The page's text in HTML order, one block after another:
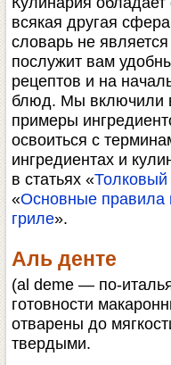
всякая другая
словарь не
послужит вам
рецептов и на
блюд. Мы включили
примеры
освоиться с
ингредиентах и
в статьях «Толковый
«Основные правила
гриле».
Аль денте
(al deme — по-
готовности
отварены до
твердыми.